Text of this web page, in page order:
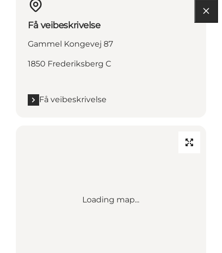
Få veibeskrivelse
Gammel Kongevej 87
1850 Frederiksberg C
Få veibeskrivelse
Loading map...